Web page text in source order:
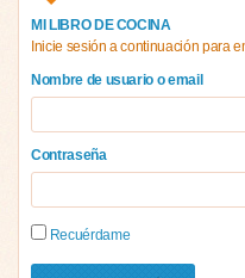
MI LIBRO DE COCINA
Inicie sesión a continuación para
Nombre de usuario o email
Contraseña
Recuérdame